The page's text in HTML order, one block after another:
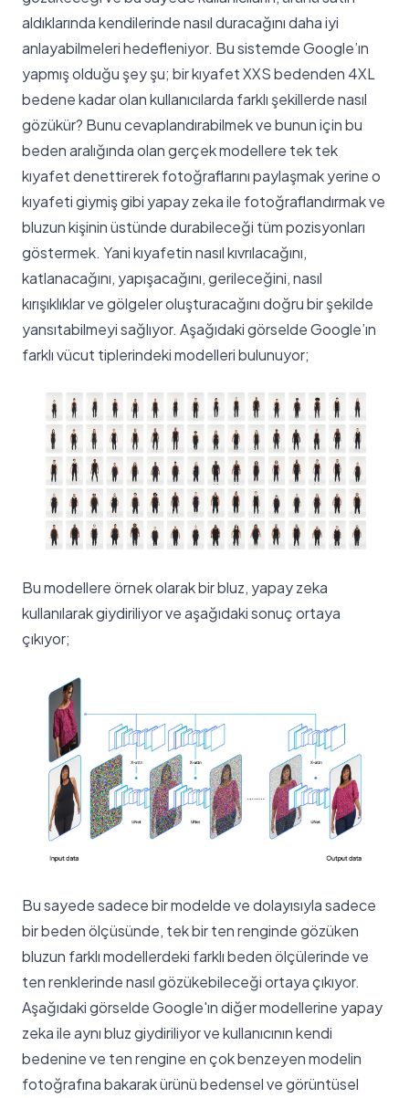
aldıklarında kendilerinde nasıl duracağını daha iyi
anlayabilmeleri hedefleniyor. Bu sistemde Google’ın
yapmış olduğu şey şu; bir kıyafet XXS bedenden 4XL
bedene kadar olan kullanıcılarda farklı şekillerde nasıl
gözükür? Bunu cevaplandırabilmek ve bunun için bu
beden aralığında olan gerçek modellere tek tek
kıyafet denettirerek fotoğraflarını paylaşmak yerine o
kıyafeti giymiş gibi yapay zeka ile fotoğraflandırmak ve
bluzun kişinin üstünde durabileceği tüm pozisyonları
göstermek. Yani kıyafetin nasıl kıvrılacağını,
katlanacağını, yapışacağını, gerileceğini, nasıl
kırışıklıklar ve gölgeler oluşturacağını doğru bir şekilde
yansıtabilmeyi sağlıyor. Aşağıdaki görselde Google’ın
farklı vücut tiplerindeki modelleri bulunuyor;
Bu modellere örnek olarak bir bluz, yapay zeka
kullanılarak giydiriliyor ve aşağıdaki sonuç ortaya
çıkıyor;
Bu sayede sadece bir modelde ve dolayısıyla sadece
bir beden ölçüsünde, tek bir ten renginde gözüken
bluzun farklı modellerdeki farklı beden ölçülerinde ve
ten renklerinde nasıl gözükebileceği ortaya çıkıyor.
Aşağıdaki görselde Google'ın diğer modellerine yapay
zeka ile aynı bluz giydiriliyor ve kullanıcının kendi
bedenine ve ten rengine en çok benzeyen modelin
fotoğrafına bakarak ürünü bedensel ve görüntüsel